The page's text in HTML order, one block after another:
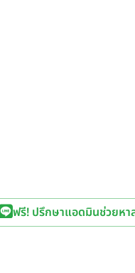
ฟรี! ปรึกษาแอดมินช่วยหา